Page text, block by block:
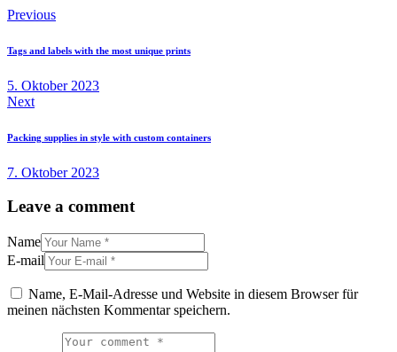
Previous
Tags and labels with the most unique prints
5. Oktober 2023
Next
Packing supplies in style with custom containers
7. Oktober 2023
Leave a comment
Name
E-mail
Name, E-Mail-Adresse und Website in diesem Browser für
meinen nächsten Kommentar speichern.